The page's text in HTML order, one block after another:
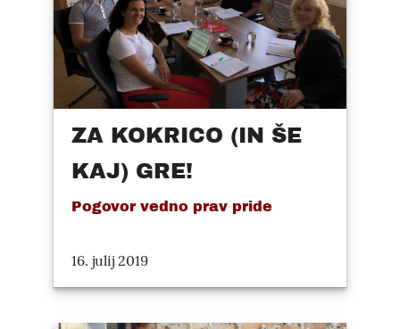
ZA KOKRICO (IN ŠE
KAJ) GRE!
Pogovor vedno prav pride
16. julij 2019